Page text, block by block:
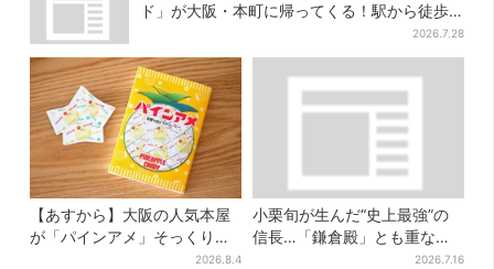
ド」が大阪・本町に帰ってくる！駅から徒歩1
2026.7.28
【あすから】大阪の人気本屋
が「パインアメ」そっくりの
ブックカバー開発、梅田で先
2026.8.4
小栗旬が生んだ“史上最強”の
信長…「鎌倉殿」とも重な
る、にじむ悲しみが“名人2026.7.16